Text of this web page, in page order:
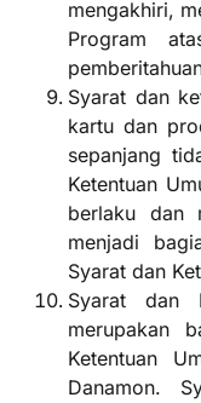
mengakhiri,
Program
Syarat dan
kartu dan
sepanjang
Ketentuan
berlaku dan
menjadi
Syarat dan
Syarat dan
merupakan
Ketentuan
Danamon.